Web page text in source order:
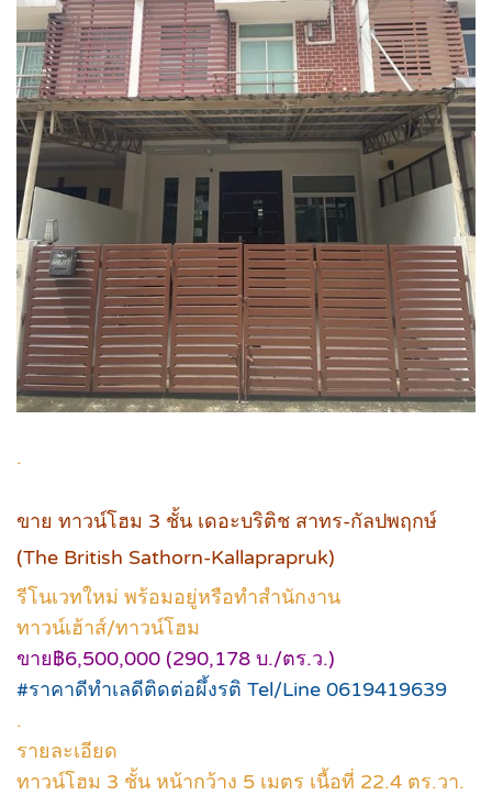
.
ขาย ทาวน์โฮม 3 ชั้น เดอะบริติช สาทร-กัลปพฤกษ์
(The British Sathorn-Kallaprapruk)
รีโนเวทใหม่ พร้อมอยู่หรือทำสำนักงาน
ทาวน์เฮ้าส์/ทาวน์โฮม
ขาย฿6,500,000 (290,178 บ./ตร.ว.)
#ราคาดีทำเลดีติดต่อผึ้งรติ Tel/Line 0619419639
.
รายละเอียด
ทาวน์โฮม 3 ชั้น หน้ากว้าง 5 เมตร เนื้อที่ 22.4 ตร.วา.